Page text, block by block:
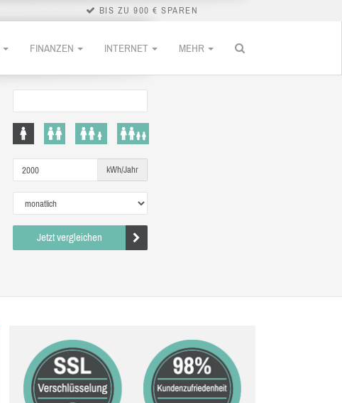
BIS ZU 900 € SPAREN
FINANZEN INTERNET MEHR
kWh/Jahr
Jetzt vergleichen